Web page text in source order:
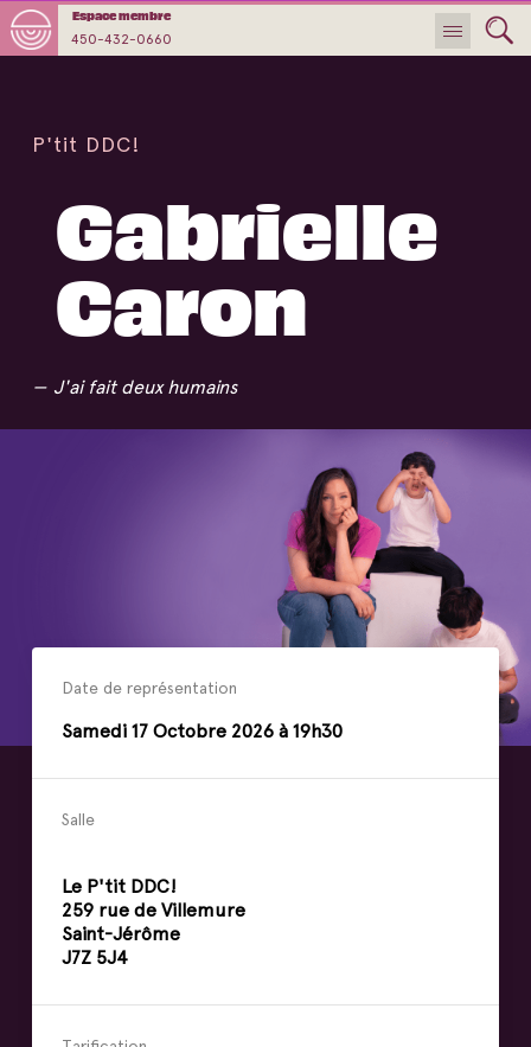
450-432-0660
Espace membre
P'tit DDC!
Gabrielle
Caron
J'ai fait deux humains
Date de représentation
Samedi 17 Octobre 2026 à 19h30
Salle
Le P'tit DDC!
259 rue de Villemure
Saint-Jérôme
J7Z 5J4